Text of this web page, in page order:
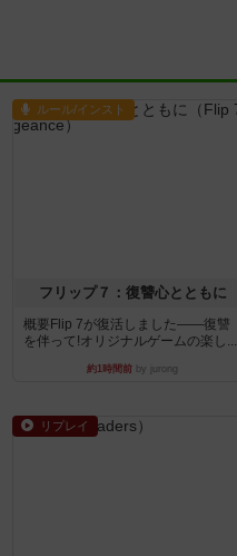
ルール/インスト
フリップ７：復讐心とともに
概要Flip 7が復活しました――復讐
を伴って!オリジナルゲームの楽し...
約1時間前 by jurong
リプレイ